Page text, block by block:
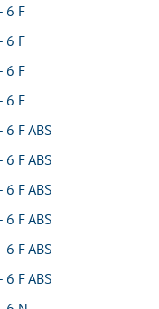
6 F
6 F
6 F
6 F
F ABS
F ABS
F ABS
F ABS
F ABS
F ABS